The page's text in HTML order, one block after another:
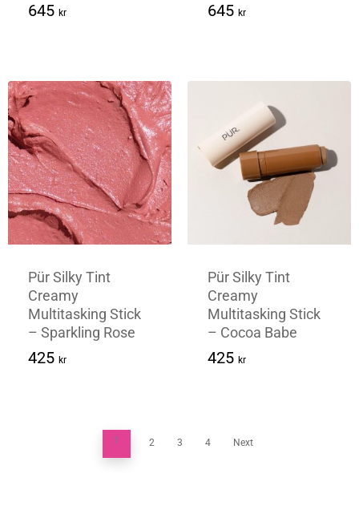
645 kr 645 kr
Pür Silky Tint
Creamy
Multitasking Stick
– Sparkling Rose
425 kr
Pür Silky Tint
Creamy
Multitasking Stick
– Cocoa Babe
425 kr
1 2 3 4 Next